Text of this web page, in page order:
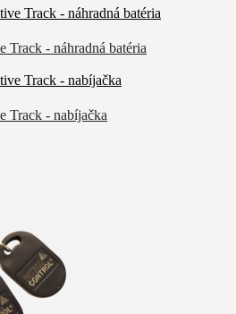
Track - náhradná batéria
Track - nabíjačka